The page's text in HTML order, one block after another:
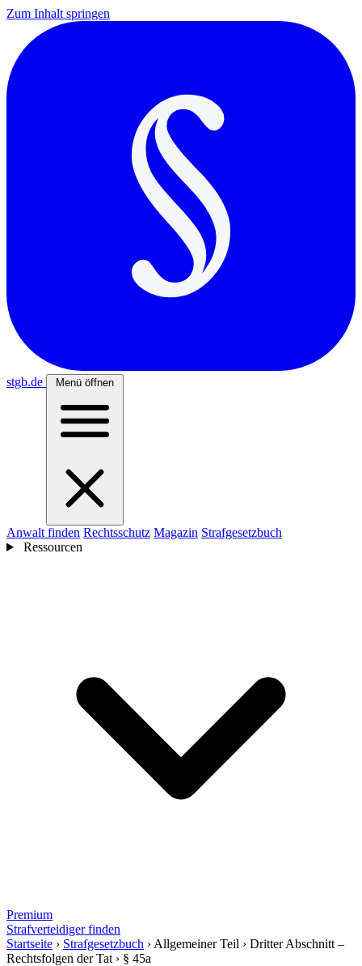
Zum Inhalt springen
stgb.de Menü öffnen
Anwalt finden Rechtsschutz Magazin Strafgesetzbuch
Ressourcen
Premium
Strafverteidiger finden
Startseite › Strafgesetzbuch › Allgemeiner Teil › Dritter Abschnitt –
Rechtsfolgen der Tat › § 45a